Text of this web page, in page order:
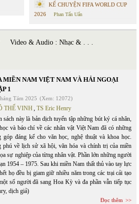
KỂ CHUYỆN FIFA WORLD CUP
2026
Phan Tấn Uẩn
Video & Audio : Nhạc & . . .
MIỀN NAM VIỆT NAM VÀ HẢI NGOẠI
1
Tám 2025 (Xem: 12072)
THẾ VINH, TS Eric Henry
sách này là bản dịch tuyển tập những bút ký cá nhân,
và báo chí về các nhân vật Việt Nam đã có những
góp đáng kể cho văn học, nghệ thuật và khoa học.
về lịch sử xã hội, văn hóa và chính trị của miền
sự nghiệp của từng nhân vật. Phần lớn những người
1954 – 1975. Sau khi miền Nam thất thủ vào tay lực
họ đều bị giam giữ nhiều năm trong các trại cải tạo
số người đã sang Hoa Kỳ và đa phần vẫn tiếp tục
dịch giả)
Đọc thêm